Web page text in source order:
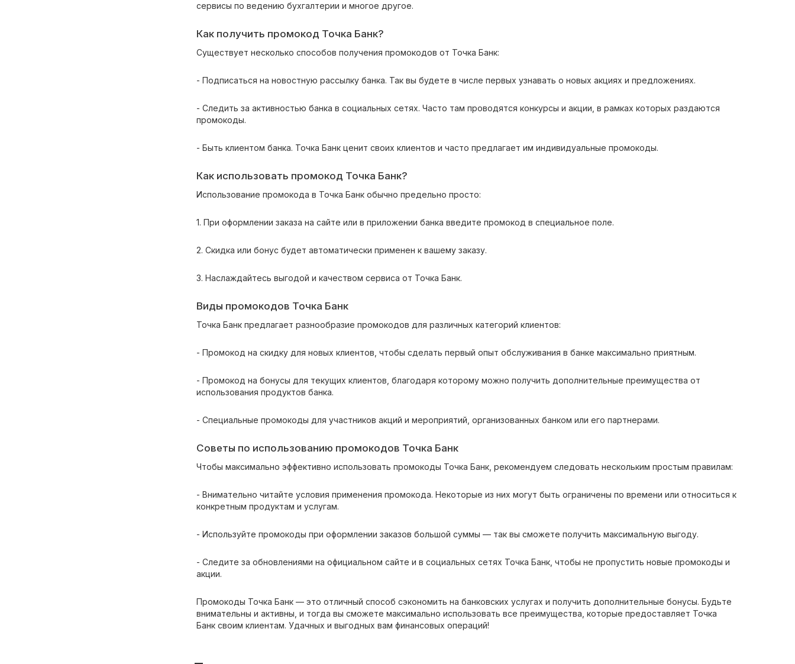
сервисы по ведению бухгалтерии и многое другое.
Как получить промокод Точка Банк?
Существует несколько способов получения промокодов от Точка Банк:
- Подписаться на новостную рассылку банка. Так вы будете в числе первых узнавать о новых акциях и предложениях.
- Следить за активностью банка в социальных сетях. Часто там проводятся конкурсы и акции, в рамках которых раздаются
промокоды.
- Быть клиентом банка. Точка Банк ценит своих клиентов и часто предлагает им индивидуальные промокоды.
Как использовать промокод Точка Банк?
Использование промокода в Точка Банк обычно предельно просто:
1. При оформлении заказа на сайте или в приложении банка введите промокод в специальное поле.
2. Скидка или бонус будет автоматически применен к вашему заказу.
3. Наслаждайтесь выгодой и качеством сервиса от Точка Банк.
Виды промокодов Точка Банк
Точка Банк предлагает разнообразие промокодов для различных категорий клиентов:
- Промокод на скидку для новых клиентов, чтобы сделать первый опыт обслуживания в банке максимально приятным.
- Промокод на бонусы для текущих клиентов, благодаря которому можно получить дополнительные преимущества от
использования продуктов банка.
- Специальные промокоды для участников акций и мероприятий, организованных банком или его партнерами.
Советы по использованию промокодов Точка Банк
Чтобы максимально эффективно использовать промокоды Точка Банк, рекомендуем следовать нескольким простым правилам:
- Внимательно читайте условия применения промокода. Некоторые из них могут быть ограничены по времени или относиться к
конкретным продуктам и услугам.
- Используйте промокоды при оформлении заказов большой суммы — так вы сможете получить максимальную выгоду.
- Следите за обновлениями на официальном сайте и в социальных сетях Точка Банк, чтобы не пропустить новые промокоды и
акции.
Промокоды Точка Банк — это отличный способ сэкономить на банковских услугах и получить дополнительные бонусы. Будьте
внимательны и активны, и тогда вы сможете максимально использовать все преимущества, которые предоставляет Точка
Банк своим клиентам. Удачных и выгодных вам финансовых операций!